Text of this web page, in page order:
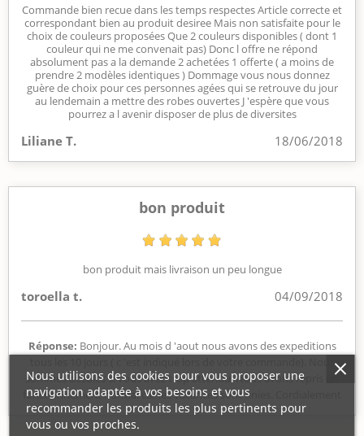
Commande bien recue dans les temps respectes Article correcte et
correspondant bien au produit desiree Mais non satisfaite pour le
choix de couleurs proposées Que 2 couleurs disponibles ( dont 1
couleur qui ne me convenait pas) Donc l offre ne répond
absolument pas a la demande 2 achetées 1 offerte ( a moins de
prendre 2 modèles identiques ) Dommage vous nous donnez
guère de choix pour ces personnes agées qui se retrouve du jour
au lendemain a mettre des robes ouvertes J 'espère que vous
pourrez a l avenir disposer de plus de diversites
Liliane T. 18/06/2018
bon produit
bon produit mais livraison un peu longue
toroella t. 04/09/2018
Réponse: Bonjour. Au mois d 'aout nous avons des expeditions
sommes désolés si vous avez trop attendu. Nous avons repris un
fonctionnement normal car les vacances sont finies. Cordialement
Nous utilisons des cookies pour vous proposer une
navigation adaptée à vos besoins et vous
recommander les produits les plus pertinents pour
vous ou vos proches.